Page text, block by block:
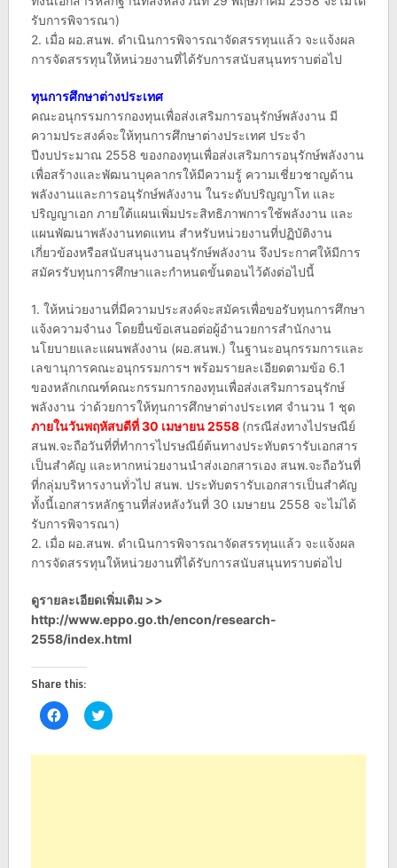
รับการพิจารณา)
2. เมื่อ ผอ.สนพ. ดำเนินการพิจารณาจัดสรรทุนแล้ว จะแจ้งผล
การจัดสรรทุนให้หน่วยงานที่ได้รับการสนับสนุนทราบต่อไป
ทุนการศึกษาต่างประเทศ
คณะอนุกรรมการกองทุนเพื่อส่งเสริมการอนุรักษ์พลังงาน มี
ความประสงค์จะให้ทุนการศึกษาต่างประเทศ ประจำ
ปีงบประมาณ 2558 ของกองทุนเพื่อส่งเสริมการอนุรักษ์พลังงาน
เพื่อสร้างและพัฒนาบุคลากรให้มีความรู้ ความเชี่ยวชาญด้าน
พลังงานและการอนุรักษ์พลังงาน ในระดับปริญญาโท และ
ปริญญาเอก ภายใต้แผนเพิ่มประสิทธิภาพการใช้พลังงาน และ
แผนพัฒนาพลังงานทดแทน สำหรับหน่วยงานที่ปฏิบัติงาน
เกี่ยวข้องหรือสนับสนุนงานอนุรักษ์พลังงาน จึงประกาศให้มีการ
สมัครรับทุนการศึกษาและกำหนดขั้นตอนไว้ดังต่อไปนี้
1. ให้หน่วยงานที่มีความประสงค์จะสมัครเพื่อขอรับทุนการศึกษา
แจ้งความจำนง โดยยื่นข้อเสนอต่อผู้อำนวยการสำนักงาน
นโยบายและแผนพลังงาน (ผอ.สนพ.) ในฐานะอนุกรรมการและ
เลขานุการคณะอนุกรรมการฯ พร้อมรายละเอียดตามข้อ 6.1
ของหลักเกณฑ์คณะกรรมการกองทุนเพื่อส่งเสริมการอนุรักษ์
พลังงาน ว่าด้วยการให้ทุนการศึกษาต่างประเทศ จำนวน 1 ชุด
ภายในวันพฤหัสบดีที่ 30 เมษายน 2558 (กรณีส่งทางไปรษณีย์
สนพ.จะถือวันที่ที่ทำการไปรษณีย์ต้นทางประทับตรารับเอกสาร
เป็นสำคัญ และหากหน่วยงานนำส่งเอกสารเอง สนพ.จะถือวันที่
ที่กลุ่มบริหารงานทั่วไป สนพ. ประทับตรารับเอกสารเป็นสำคัญ
ทั้งนี้เอกสารหลักฐานที่ส่งหลังวันที่ 30 เมษายน 2558 จะไม่ได้
รับการพิจารณา)
2. เมื่อ ผอ.สนพ. ดำเนินการพิจารณาจัดสรรทุนแล้ว จะแจ้งผล
การจัดสรรทุนให้หน่วยงานที่ได้รับการสนับสนุนทราบต่อไป
ดูรายละเอียดเพิ่มเติม >>
http://www.eppo.go.th/encon/research-
2558/index.html
Share this:
Click
to
Facebook
Click
to
Twitter